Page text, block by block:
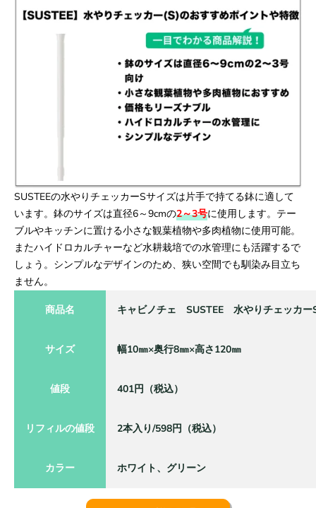
SUSTEEの水やりチェッカーSサイズは片手で持てる鉢に適して
います。鉢のサイズは直径6～9cmの2～3号に使用します。テー
ブルやキッチンに置ける小さな観葉植物や多肉植物に使用可能。
またハイドロカルチャーなど水耕栽培での水管理にも活躍するで
しょう。シンプルなデザインのため、狭い空間でも馴染み目立ち
ません。
商品名 キャビノチェ SUSTEE 水やりチェッカー
サイズ 幅10㎜×奥行8㎜×高さ120㎜
値段 401円（税込）
リフィルの値段 2本入り/598円（税込）
カラー ホワイト、グリーン